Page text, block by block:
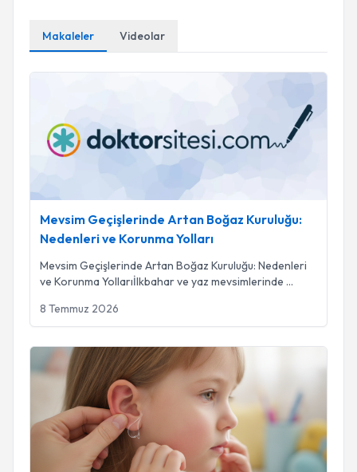
Makaleler Videolar
Mevsim Geçişlerinde Artan Boğaz Kuruluğu:
Nedenleri ve Korunma Yolları
Mevsim Geçişlerinde Artan Boğaz Kuruluğu: Nedenleri
ve Korunma Yollarıİlkbahar ve yaz mevsimlerinde ...
8 Temmuz 2026
Çocuklarda Orta Kulak Sıvısı Birikimi